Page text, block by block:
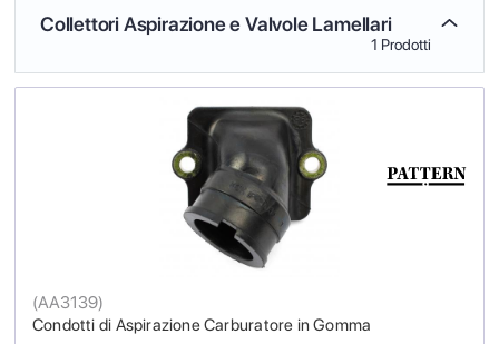
Collettori Aspirazione e Valvole Lamellari
1 Prodotti
Condotti di Aspirazione Carburatore in Gomma
(AA3139)